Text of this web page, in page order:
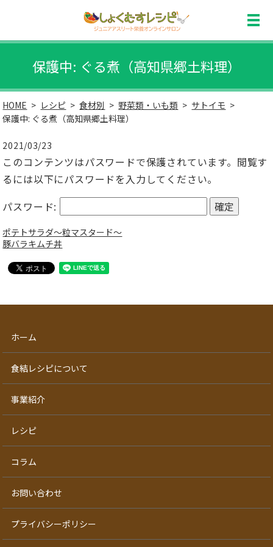
保護中: ぐる煮（高知県郷土料理）
HOME レシピ 食材別 野菜類・いも類
サトイモ
保護中: ぐる煮（高知県郷土料理）
2021/03/23
このコンテンツはパスワードで保護されています。閲覧す
るには以下にパスワードを入力してください。
パスワード:
ポテトサラダ～粒マスタード～
豚バラキムチ丼
ホーム
食結レシピについて
事業紹介
レシピ
コラム
お問い合わせ
プライバシーポリシー